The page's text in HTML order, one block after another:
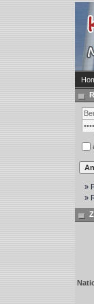
»
»